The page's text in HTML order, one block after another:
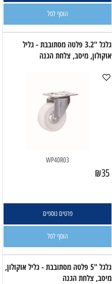
הוסף לסל
גלגל "3.2 פלטה מסתובבת - גליל
אוקולון, מיסב, צלחת הגנה
WP40R03
₪35
פרטים נוספים
הוסף לסל
גלגל "5 פלטה מסתובבת - גליל אוקולון,
מיסב, צלחת הגנה